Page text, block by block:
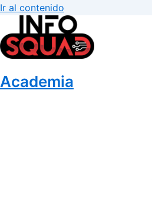
Ir al contenido
Academia